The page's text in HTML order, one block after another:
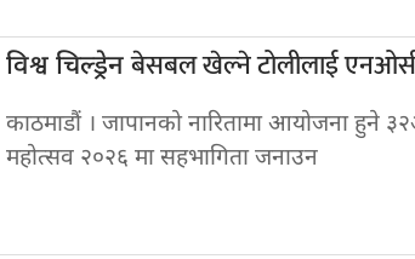
विश्व चिल्ड्रेनबेसबल खेल्ने टोलीलाई
काठमाडौं । जापानको नारितामा आयोजना हुने
महोत्सव २०२६ मा सहभागिता जनाउन